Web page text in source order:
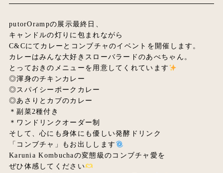
putorOrampの展示最終日、
キャンドルの灯りに包まれながら
C&Cにてカレーとコンブチャのイベントを開催します。
カレーはみんな大好きスローバラードのあべちゃん。
とっておきのメニューを用意してくれています
◎渾身のチキンカレー
◎スパイシーポークカレー
◎あさりとカブのカレー
＊副菜2種付き
＊ワンドリンクオーダー制
そして、心にも身体にも優しい発酵ドリンク
「コンブチャ」もお出しします
Karunia Kombuchaの変態級のコンブチャ愛を
ぜひ体感してください